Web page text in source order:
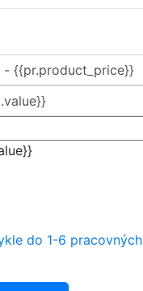
do 1-6 pracovných